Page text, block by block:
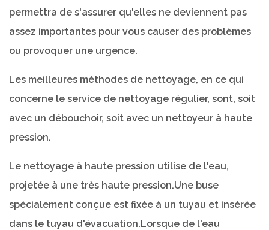
permettra de s'assurer qu'elles ne deviennent pas
assez importantes pour vous causer des problèmes
ou provoquer une urgence.
Les meilleures méthodes de nettoyage, en ce qui
concerne le service de nettoyage régulier, sont, soit
avec un débouchoir, soit avec un nettoyeur à haute
pression.
Le nettoyage à haute pression utilise de l'eau,
projetée à une très haute pression.Une buse
spécialement conçue est fixée à un tuyau et insérée
dans le tuyau d'évacuation.Lorsque de l'eau